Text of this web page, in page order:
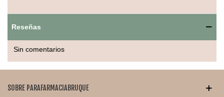
– Sensación ligera sin residuos
y tras baño o sudoración.
Reseñas
Sin comentarios
SOBRE PARAFARMACIABRUQUE